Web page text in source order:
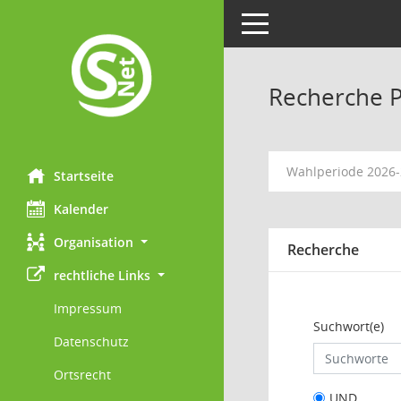
Startseite
Kalender
Organisation
rechtliche Links
Impressum
Datenschutz
Ortsrecht
Toggle navigation
Recherche
Wahlperiode 2026-
Recherche
Suchwort(e)